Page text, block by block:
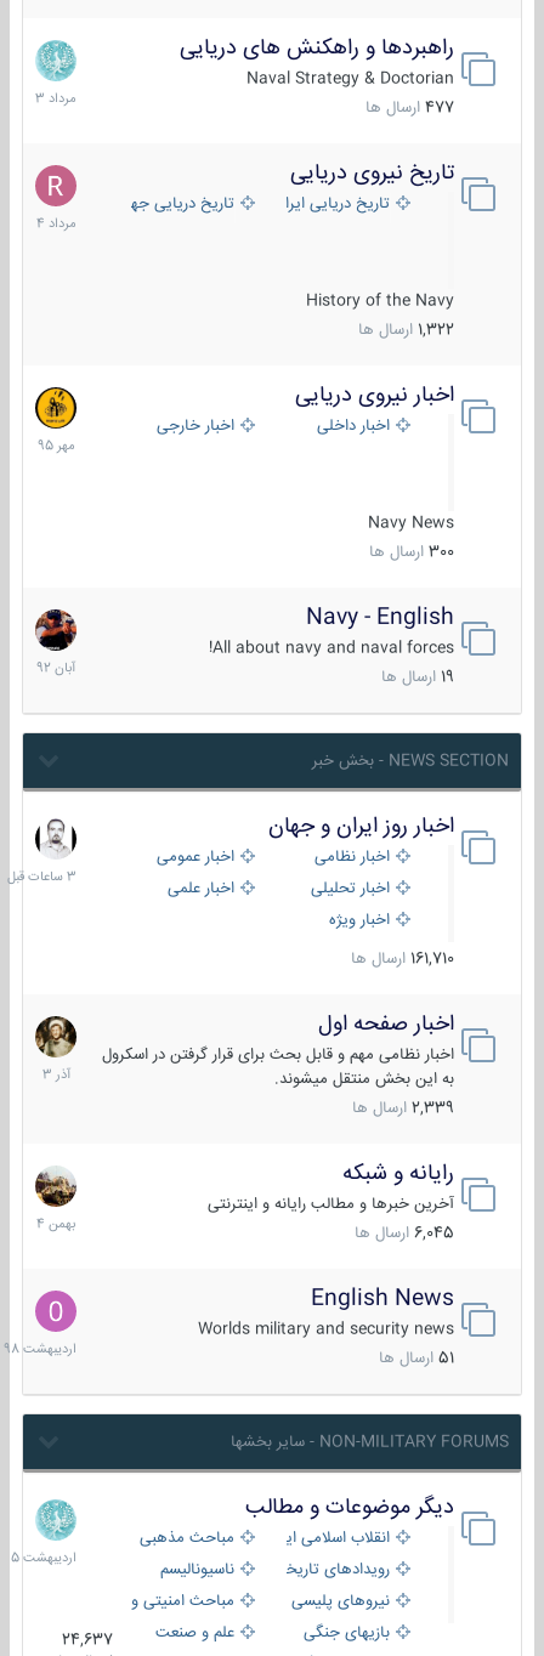
راهبردها و راهکنش های دریایی
Naval Strategy & Doctorian
477 ارسال ها
2
مرداد
1403
تاریخ نیروی دریایی
تاریخ دریایی ایران تاریخ دریایی جهان
History of the Navy
1,322 ارسال ها
16
مرداد
اخبار نیروی دریایی
اخبار داخلی اخبار خارجی
Navy News
300 ارسال ها
27
مهر
Navy - English
All about navy and naval forces!
19 ارسال ها
22
آبان
NEWS SECTION - بخش خبر
اخبار روز ایران و جهان
اخبار نظامی
اخبار عمومی
اخبار تحلیلی
اخبار علمی
اخبار ویژه
161,710 ارسال ها
3
قبل
اخبار صفحه اول
اخبار نظامی مهم و قابل بحث برای قرار گرفتن در اسکرول
به این بخش منتقل میشوند.
2,339 ارسال ها
7
آذر
رایانه و شبکه
آخرین خبرها و مطالب رایانه و اینترنتی
6,045 ارسال ها
30
بهمن
English News
Worlds military and security news
51 ارسال ها
10
1398
NON-MILITARY FORUMS - سایر بخشها
دیگر موضوعات و مطالب
انقلاب اسلامی ایران
مباحث مذهبی
رویدادهای تاریخی و مذهبیناسیونالیسم
نیروهای پلیسی
مباحث امنیتی و اطلاعاتی
بازیهای جنگی
علم و صنعت
24,637
8
1405